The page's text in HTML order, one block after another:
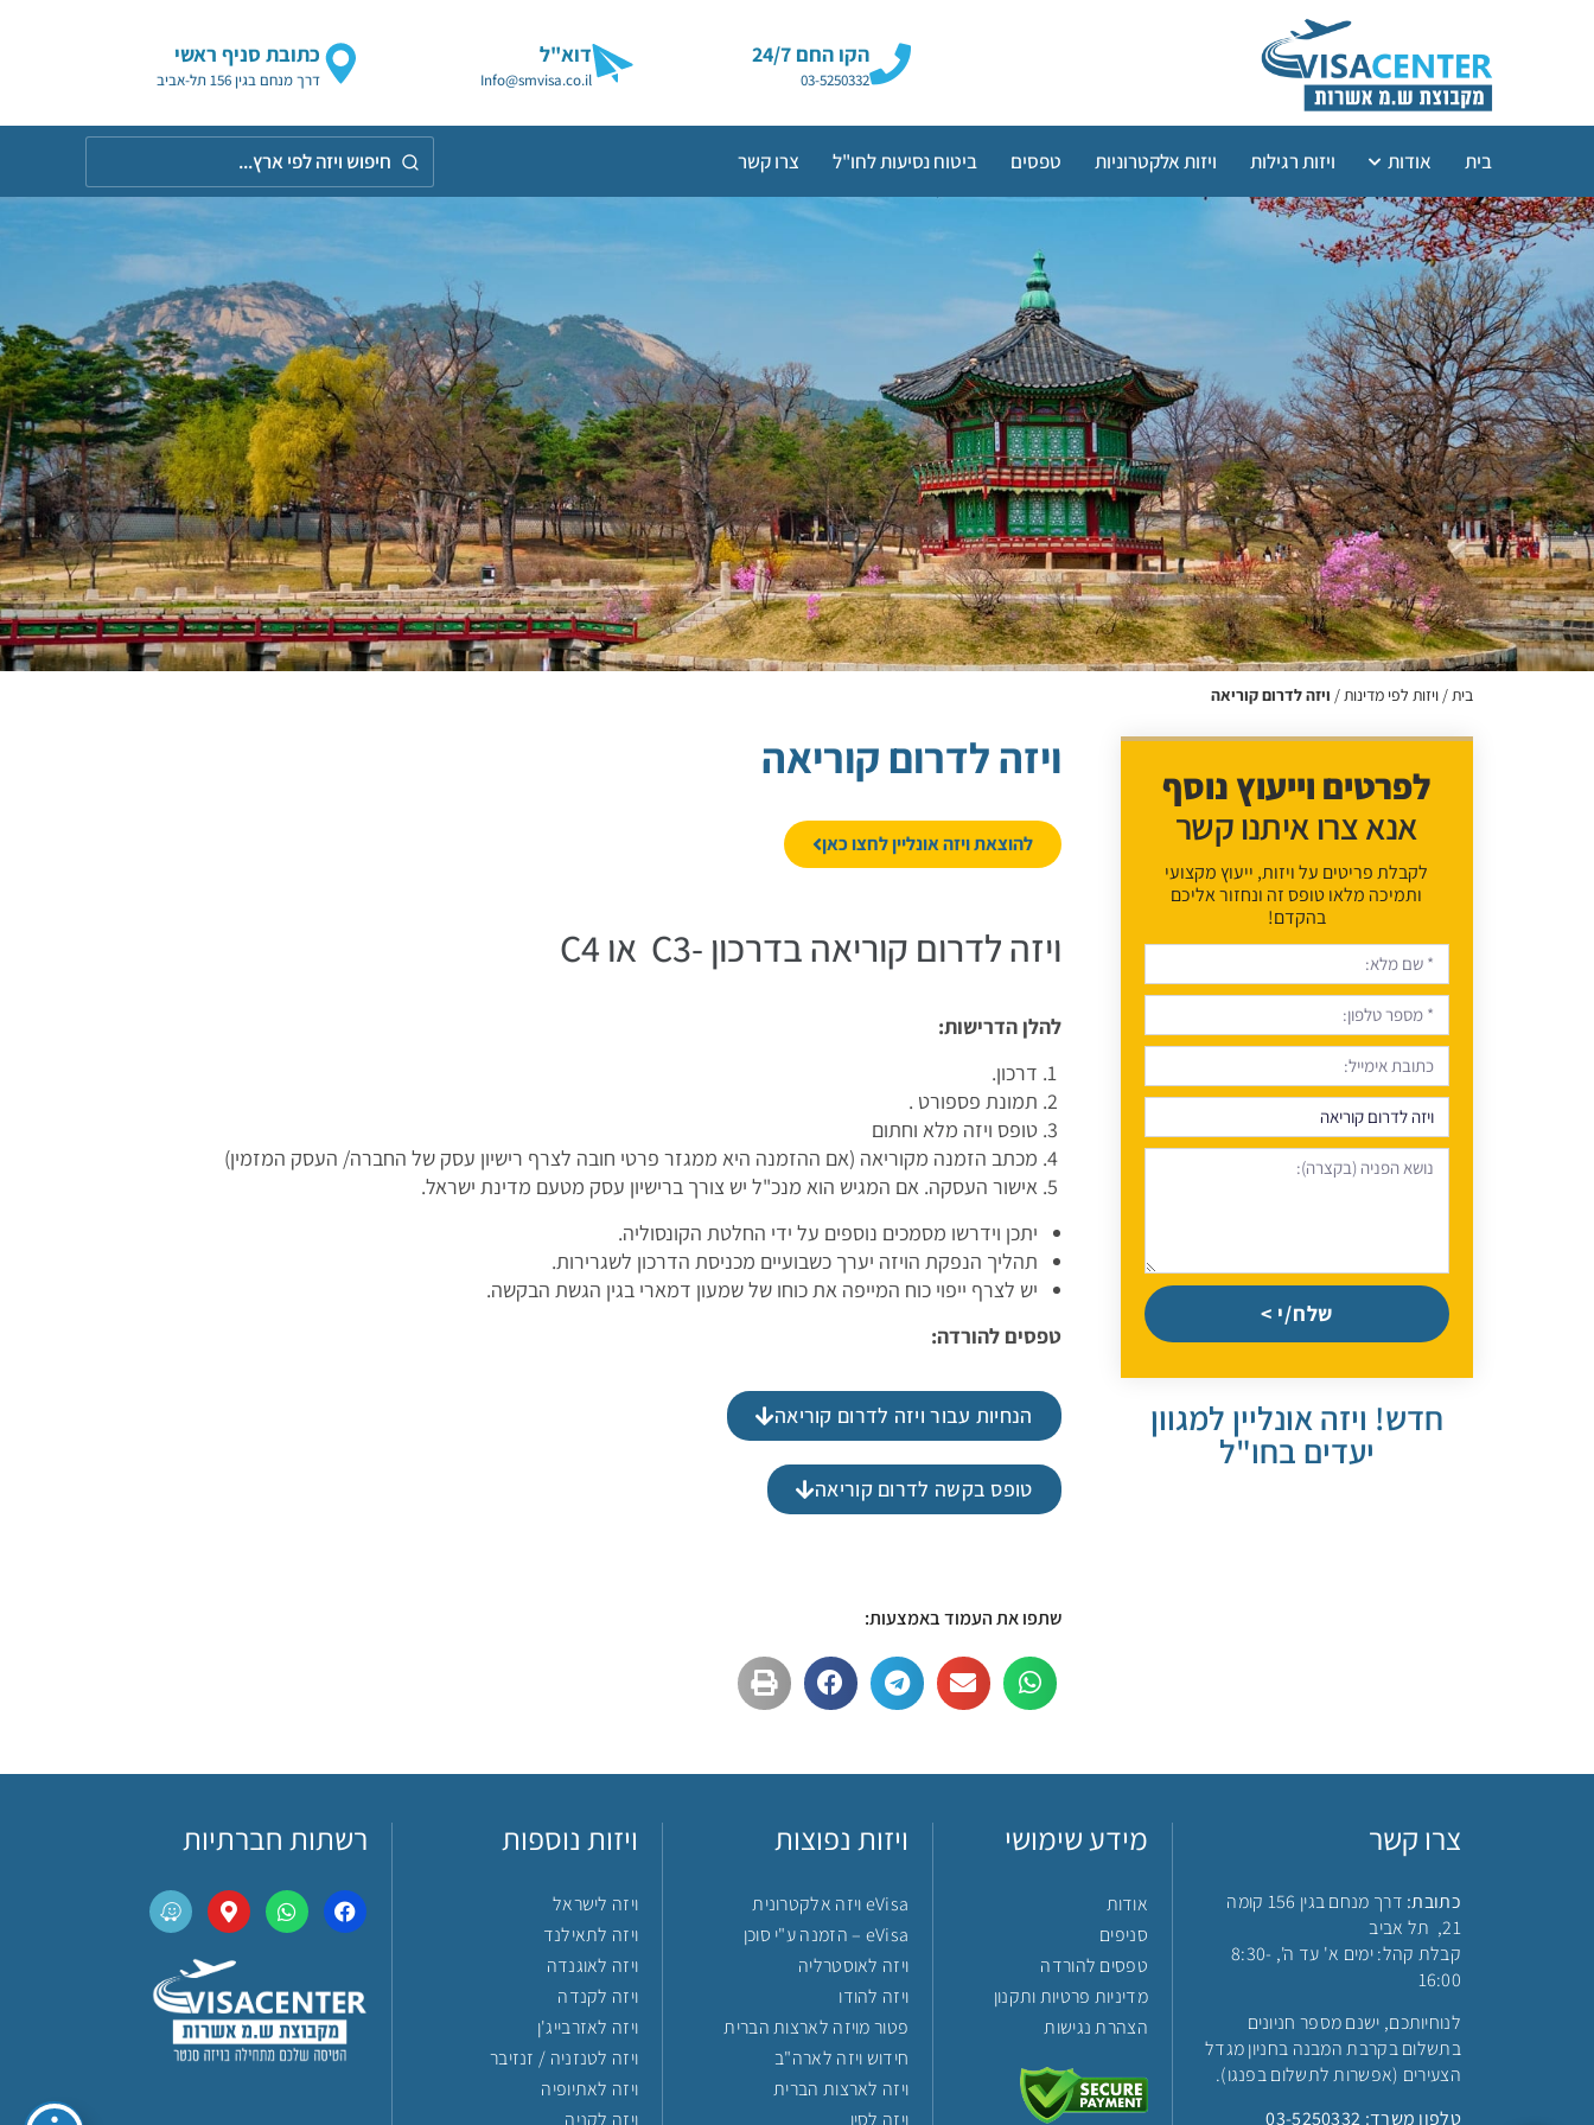
הקו החם 24/7
03-5250332
דוא"ל
Info@smvisa.co.il
כתובת סניף ראשי
דרך מנחם בגין 156 תל-אביב
בית אודות ויזות רגילות ויזות אלקטרוניות טפסים ביטוח נסיעות לחו"ל צרו קשר
חיפוש
ויזה
לפי
אר
בית/ ויזות לפי מדינות/ ויזה לדרום קוריאה
לפרטים וייעוץ נוסף
אנא צרו איתנו קשר
לקבלת פריטים על ויזות, ייעוץ מקצועי
ותמיכה מלאו טופס זה ונחזור אליכם
בהקדם!
שלח/י >
חדש! ויזה אונליין למגוון
יעדים בחו"ל
ויזה לדרום קוריאה
להוצאת ויזה אונליין לחצו כאן
ויזה לדרום קוריאה בדרכון -C3 או C4
להלן הדרישות:
דרכון.
תמונת פספורט .
טופס ויזה מלא וחתום
מכתב הזמנה מקוריאה (אם ההזמנה היא ממגזר פרטי חובה לצרף רישיון עסק של החברה/ העסק המזמין)
אישור העסקה. אם המגיש הוא מנכ"ל יש צורך ברישיון עסק מטעם מדינת ישראל.
יתכן וידרשו מסמכים נוספים על ידי החלטת הקונסוליה.
תהליך הנפקת הויזה יערך כשבועיים מכניסת הדרכון לשגרירות.
יש לצרף ייפוי כוח המייפה את כוחו של שמעון דמארי בגין הגשת הבקשה.
טפסים להורדה:
הנחיות עבור ויזה לדרום קוריאה
טופס בקשה לדרום קוריאה
שתפו את העמוד באמצעות:
צרו קשר
כתובת:
דרך מנחם בגין 156 קומה
21, תל אביב
קבלת קהל: ימים א' עד ה', 8:30-
16:00
לנוחיותכם, ישנם מספר חניונים
בתשלום בקרבת המבנה בחניון מגדל
הצעירים (אפשרות לתשלום בפנגו).
טלפון משרד: 03-5250332
מידע שימושי
אודות
סניפים
טפסים להורדה
מדיניות פרטיות ותקנון
הצהרת נגישות
ויזות נפוצות
eVisa ויזה אלקטרונית
eVisa – הזמנה ע"י סוכן
ויזה לאוסטרליה
ויזה להודו
פטור מויזה לארצות הברית
חידוש ויזה לארה"ב
ויזה לארצות הברית
ויזה לסין
ויזות נוספות
ויזה לישראל
ויזה לתאילנד
ויזה לאוגנדה
ויזה לקנדה
ויזה לאזרבייג'ן
ויזה לטנזניה / זנזיבר
ויזה לאתיופיה
ויזה לקניה
רשתות חברתיות